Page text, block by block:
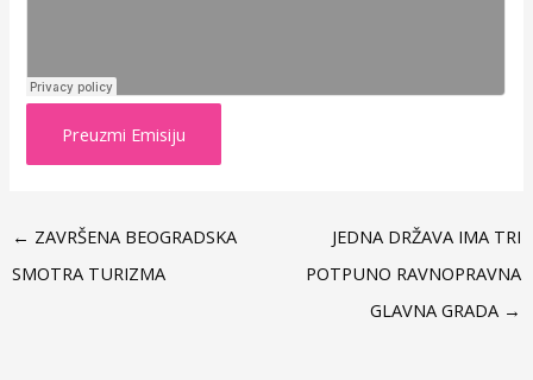
Preuzmi Emisiju
← ZAVRŠENA BEOGRADSKA
SMOTRA TURIZMA
JEDNA DRŽAVA IMA TRI
POTPUNO RAVNOPRAVNA
GLAVNA GRADA →